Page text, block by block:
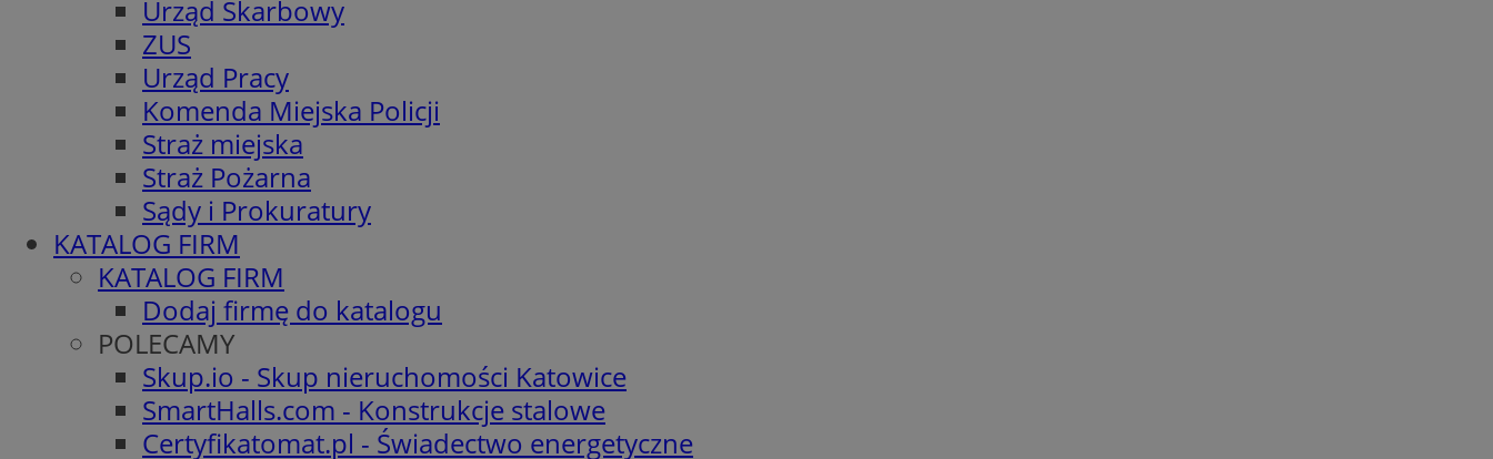
Urząd Skarbowy
ZUS
Urząd Pracy
Komenda Miejska Policji
Straż miejska
Straż Pożarna
Sądy i Prokuratury
KATALOG FIRM
KATALOG FIRM
Dodaj firmę do katalogu
POLECAMY
Skup.io - Skup nieruchomości Katowice
SmartHalls.com - Konstrukcje stalowe
Certyfikatomat.pl - Świadectwo energetyczne